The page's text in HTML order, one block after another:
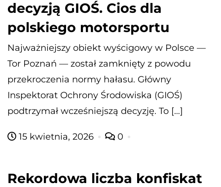
decyzją GIOŚ. Cios dla
polskiego motorsportu
Najważniejszy obiekt wyścigowy w Polsce —
Tor Poznań — został zamknięty z powodu
przekroczenia normy hałasu. Główny
Inspektorat Ochrony Środowiska (GIOŚ)
podtrzymał wcześniejszą decyzję. To […]
15 kwietnia, 2026 0
Rekordowa liczba konfiskat